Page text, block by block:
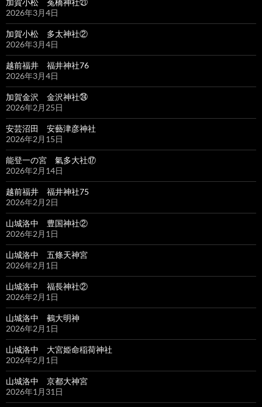
加賀小松 菟橋神社㉑
2026年3月4日
加賀小松 多太神社②
2026年3月4日
越前福井 福井神社76
2026年3月4日
加賀金沢 金沢神社㉔
2026年2月25日
安芸沼田 安藝津彦神社
2026年2月15日
能登一の宮 氣多大社⑰
2026年2月14日
越前福井 福井神社75
2026年2月2日
山城洛中 豊国神社②
2026年2月1日
山城洛中 五條天神宮
2026年2月1日
山城洛中 福長神社②
2026年2月1日
山城洛中 鵺大明神
2026年2月1日
山城洛中 大宮姫命稲荷神社
2026年2月1日
山城洛中 京都大神宮
2026年1月31日